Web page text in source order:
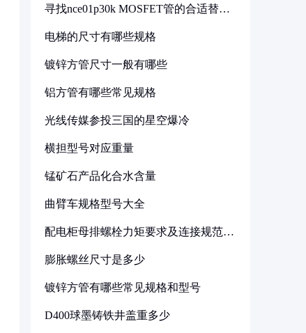
寻找nce01p30k MOSFET管的合适替代
电梯的尺寸有哪些规格
镀锌方管尺寸一般有哪些
铝方管有哪些常见规格
光线传媒参投三国的星空爆冷
横担型号对应重量
锰矿石产品化合水含量
曲臂车规格型号大全
配电柜母排螺栓力矩要求及连接规范详
膨胀螺丝尺寸是多少
镀锌方管有哪些常见规格和型号
D400球墨铸铁井盖重多少